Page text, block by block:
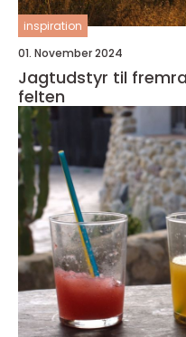
inspiration
01. November 2024
Jagtudstyr til
felten